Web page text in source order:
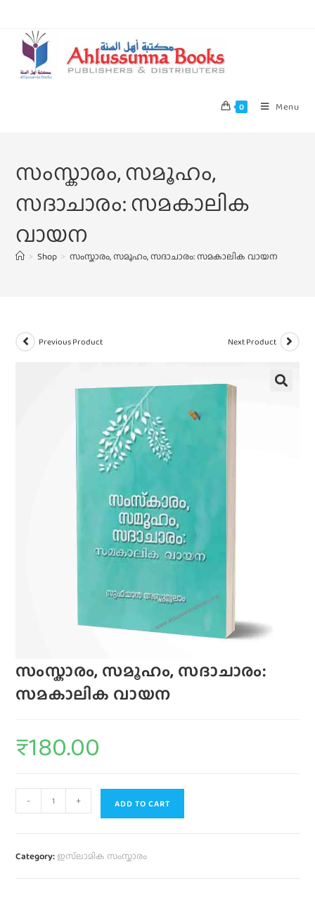
0 Menu
സംസ്കാരം, സമൂഹം,
സദാചാരം: സമകാലിക
വായന
> Shop > സംസ്കാരം, സമൂഹം, സദാചാരം: സമകാലിക വായന
Previous Product Next Product
സംസ്കാരം, സമൂഹം, സദാചാരം:
സമകാലിക വായന
₹180.00
- + ADD TO CART
Category:ഇസ്‌ലാമിക സംസ്കാരം